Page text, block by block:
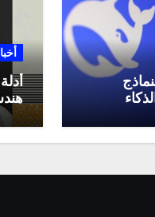
عام
لعام 2025